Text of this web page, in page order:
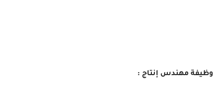
وظيفة مهندس إنتاج :